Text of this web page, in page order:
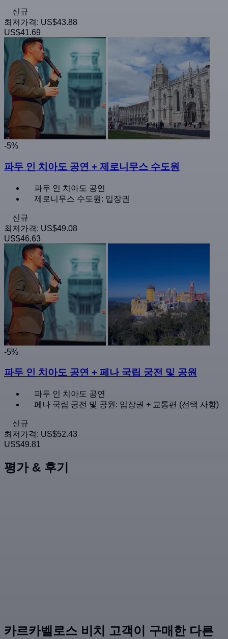
신규
최저가격: US$43.88
US$41.69
-5%
파두 인 치아도 공연 + 제로니무스 수도원
파두 인 치아도 공연
제로니무스 수도원: 입장권
신규
최저가격: US$49.08
US$46.63
-5%
파두 인 치아도 공연 + 페나 국립 궁전 및 공원
파두 인 치아도 공연
페나 국립 궁전 및 공원: 입장권 + 교통편 (선택 사항)
신규
최저가격: US$52.43
US$49.81
평가 & 후기
카르카벨로스 비치 고객이 구매한 다른